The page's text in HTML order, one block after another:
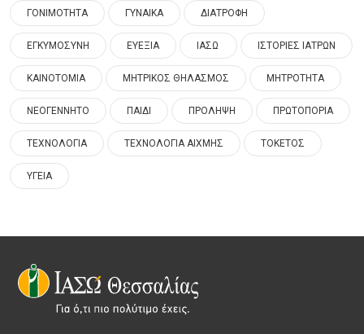
ΓΟΝΙΜΟΤΗΤΑ ΓΥΝΑΙΚΑ ΔΙΑΤΡΟΦΗ
ΕΓΚΥΜΟΣΥΝΗ ΕΥΕΞΙΑ ΙΑΣΩ ΙΣΤΟΡΙΕΣ ΙΑΤΡΩΝ
ΚΑΙΝΟΤΟΜΙΑ ΜΗΤΡΙΚΟΣ ΘΗΛΑΣΜΟΣ ΜΗΤΡΟΤΗΤΑ
ΝΕΟΓΕΝΝΗΤΟ ΠΑΙΔΙ ΠΡΟΛΗΨΗ ΠΡΩΤΟΠΟΡΙΑ
ΤΕΧΝΟΛΟΓΙΑ ΤΕΧΝΟΛΟΓΙΑ ΑΙΧΜΗΣ ΤΟΚΕΤΟΣ
ΥΓΕΙΑ